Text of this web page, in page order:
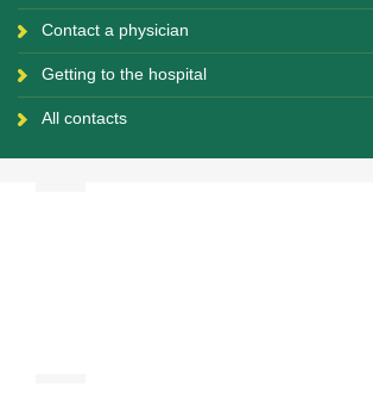
Contact a physician
Getting to the hospital
All contacts